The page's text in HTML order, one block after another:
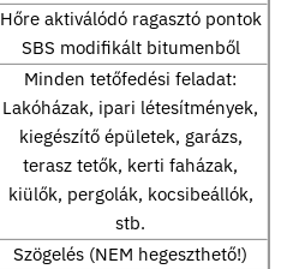
Hőre aktiválódó ragasztó pontok
SBS modifikált bitumenből
Minden tetőfedési feladat:
Lakóházak, ipari létesítmények,
kiegészítő épületek, garázs,
terasz tetők, kerti faházak,
kiülők, pergolák, kocsibeállók,
stb.
Szögelés (NEM hegeszthető!)